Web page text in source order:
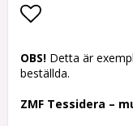
Lägg till i
OBS! Detta är
beställda.
ZMF Tessidera –